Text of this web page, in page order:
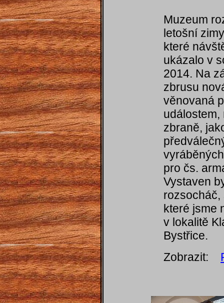
Muzeum
letošní
které
ukázalo v
2014. Na
zbrusu
věnovaná
zbraně,
pro čs.
Vystaven
které jsme
v lokalitě
Bystřice.
Zobrazit: